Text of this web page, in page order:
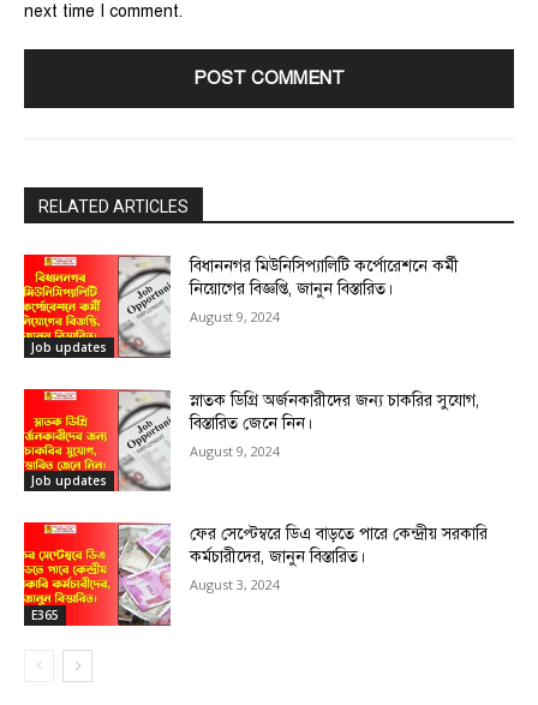
next time I comment.
RELATED ARTICLES
Job updates
বিধাননগর মিউনিসিপ্যালিটি কর্পোরেশনে কর্মী
নিয়োগের বিজ্ঞপ্তি, জানুন বিস্তারিত।
August 9, 2024
Job updates
স্নাতক ডিগ্রি অর্জনকারীদের জন্য চাকরির সুযোগ,
বিস্তারিত জেনে নিন।
August 9, 2024
E365
ফের সেপ্টেম্বরে ডিএ বাড়তে পারে কেন্দ্রীয় সরকারি
কর্মচারীদের, জানুন বিস্তারিত।
August 3, 2024